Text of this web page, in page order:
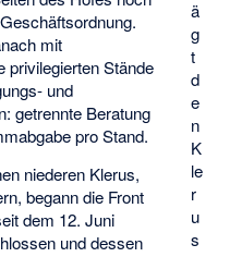
ä
g
t
d
e
n
K
le
r
u
s
mit
privilegierten Stände
und
getrennte Beratung
pro Stand.
niederen Klerus,
begann die Front
dem 12. Juni
und dessen